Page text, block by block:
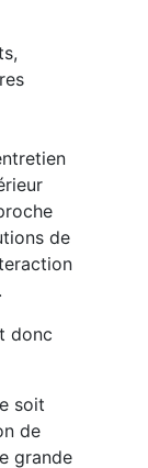
de
donc
soit
de
grande